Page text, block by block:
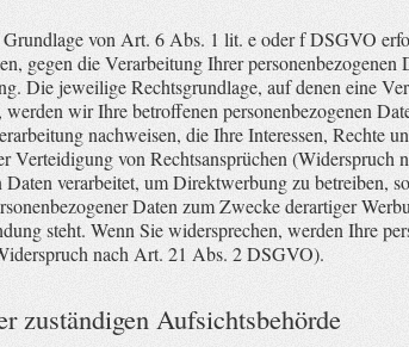
von Art. 6 Abs. 1 lit. e oder f DSGVO
gegen die Verarbeitung Ihrer
Die jeweilige Rechtsgrundlage, auf denen eine
wir Ihre betroffenen personenbezogenen
nachweisen, die Ihre Interessen, Rechte
Verteidigung von Rechtsansprüchen
Daten verarbeitet, um Direktwerbung zu betreiben,
Daten zum Zwecke derartiger
steht. Wenn Sie widersprechen, werden Ihre
nach Art. 21 Abs. 2 DSGVO).
zuständigen Aufsichtsbehörde